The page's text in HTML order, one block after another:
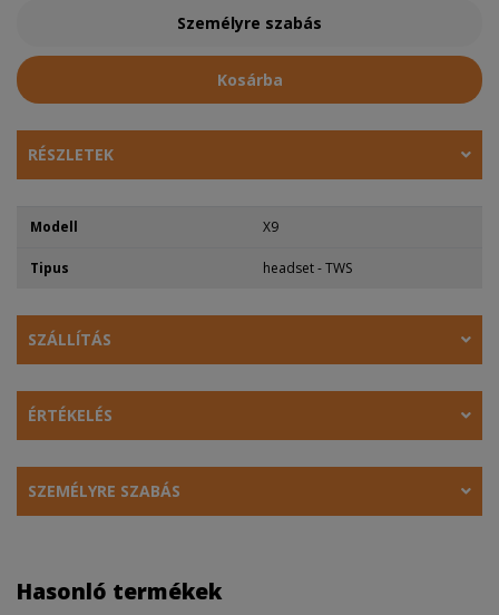
Személyre szabás
Kosárba
RÉSZLETEK
Modell X9
Tipus headset - TWS
SZÁLLÍTÁS
ÉRTÉKELÉS
SZEMÉLYRE SZABÁS
Hasonló termékek